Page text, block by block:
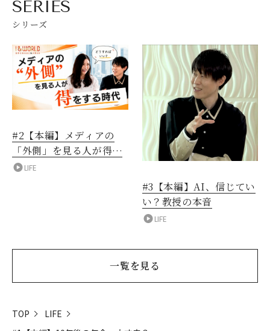
SERIES
シリーズ
#2【本編】メディアの
「外側」を見る人が得を
する時代
LIFE
#3【本編】AI、信じてい
い？教授の本音
LIFE
一覧を見る
TOP
LIFE